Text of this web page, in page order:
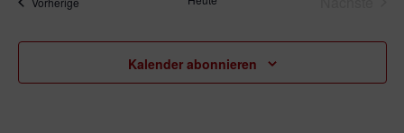
Kalender abonnieren